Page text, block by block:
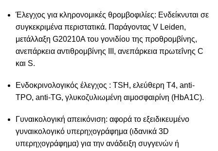
Έλεγχος για κληρονομικές θρομβοφιλίες: Ενδείκνυται σε
συγκεκριμένα περιστατικά. Παράγοντας V Leiden,
μετάλλαξη G20210A του γονιδίου της προθρομβίνης,
ανεπάρκεια αντιθρομβίνης ΙΙΙ, ανεπάρκεια πρωτεΐνης C
και S.
Ενδοκρινολογικός έλεγχος : TSH, ελεύθερη Τ4, anti-
TPO, anti-TG, γλυκοζυλιωμένη αιμοσφαιρίνη (HbA1C).
Γυναικολογική απεικόνιση: αφορά το εξειδικευμένο
γυναικολογικό υπερηχογράφημα (ιδανικά 3D
υπερηχογράφημα) για την ανάδειξη συγγενών ή